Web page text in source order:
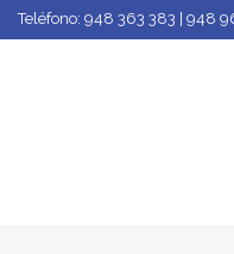
Teléfono: 948 363 383 | 948